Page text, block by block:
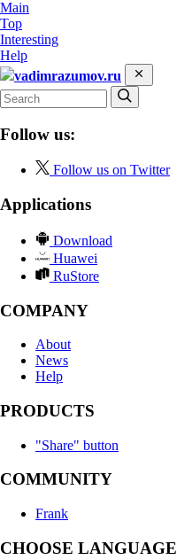
Main
Top
Interesting
Help
vadimrazumov.ru
Follow us:
Follow us on Twitter
Applications
Download
Huawei
RuStore
COMPANY
About
News
Help
PRODUCTS
"Share" button
COMMUNITY
Frank
CHOOSE LANGUAGE